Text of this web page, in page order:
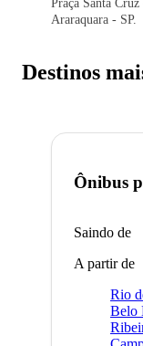
Praça Santa
Araraquara - SP.
Destinos
Ônibus
Saindo de
A partir de
Rio
Belo